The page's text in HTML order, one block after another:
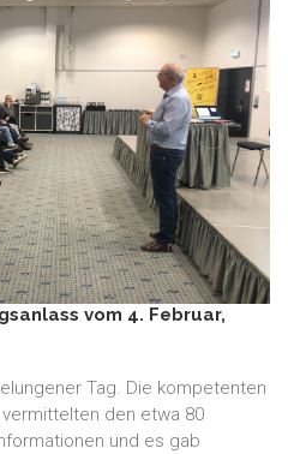
vom 4. Februar,
Tag. Die kompetenten
den etwa 80
und es gab